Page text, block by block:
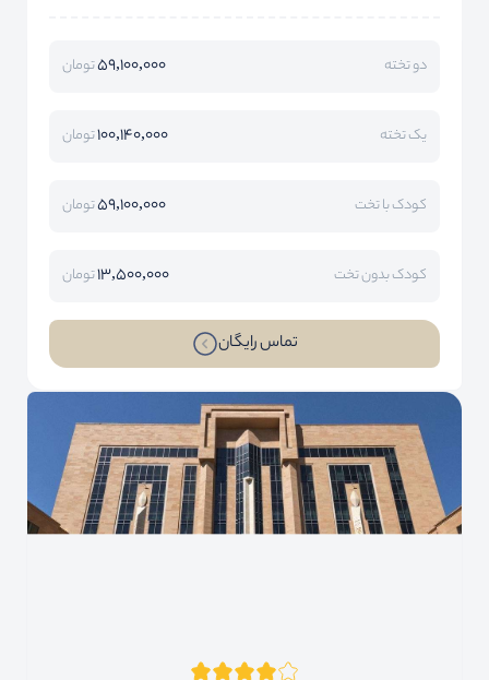
دو تخته 59,100,000تومان
یک تخته 100,140,000تومان
کودک با تخت 59,100,000تومان
کودک بدون تخت 13,500,000تومان
تماس رایگان